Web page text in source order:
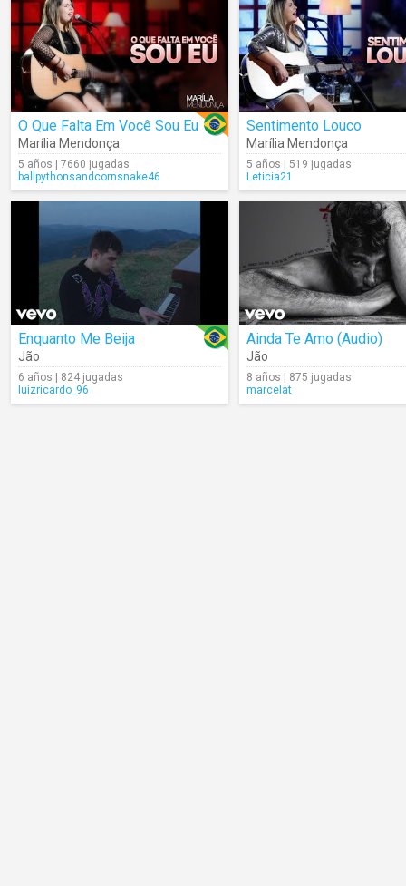
O Que Falta Em Você Sou Eu
Marília Mendonça
5 años | 7660 jugadas
ballpythonsandcornsnake46
Sentimento Louco
Marília Mendonça
5 años | 519 jugadas
Leticia21
Enquanto Me Beija
Jão
6 años | 824 jugadas
luizricardo_96
Ainda Te Amo (Audio)
Jão
8 años | 875 jugadas
marcelat